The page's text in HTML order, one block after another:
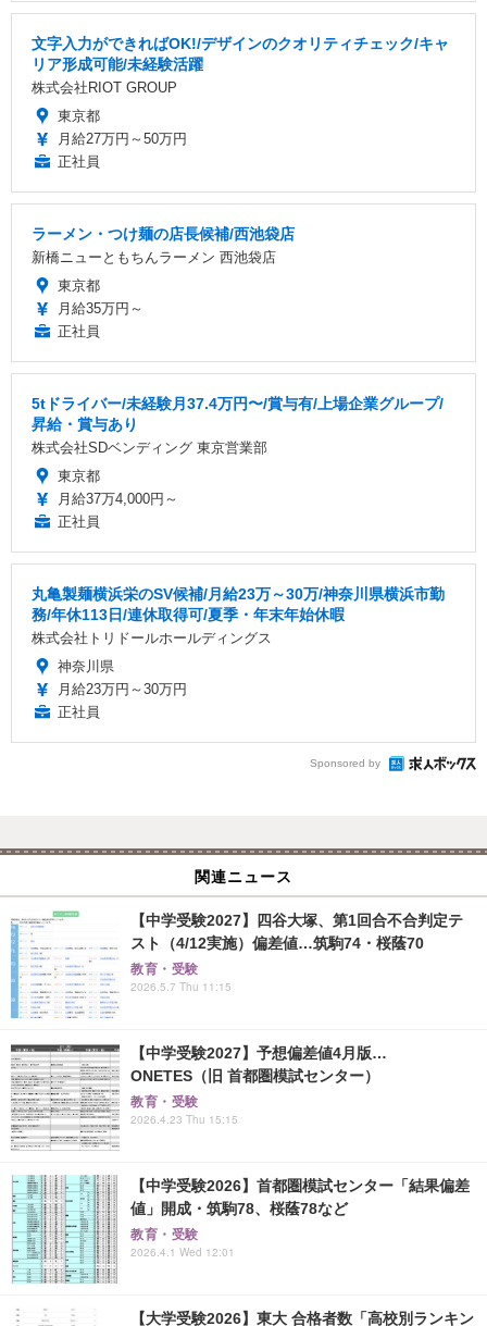
文字入力ができればOK!/デザインのクオリティチェック/キャ
リア形成可能/未経験活躍
株式会社RIOT GROUP
東京都
月給27万円～50万円
正社員
ラーメン・つけ麺の店長候補/西池袋店
新橋ニューともちんラーメン 西池袋店
東京都
月給35万円～
正社員
5tドライバー/未経験月37.4万円〜/賞与有/上場企業グループ/
昇給・賞与あり
株式会社SDベンディング 東京営業部
東京都
月給37万4,000円～
正社員
丸亀製麺横浜栄のSV候補/月給23万～30万/神奈川県横浜市勤
務/年休113日/連休取得可/夏季・年末年始休暇
株式会社トリドールホールディングス
神奈川県
月給23万円～30万円
正社員
Sponsored by
関連ニュース
【中学受験2027】四谷大塚、第1回合不合判定テ
スト（4/12実施）偏差値…筑駒74・桜蔭70
教育・受験
2026.5.7 Thu 11:15
【中学受験2027】予想偏差値4月版…
ONETES（旧 首都圏模試センター）
教育・受験
2026.4.23 Thu 15:15
【中学受験2026】首都圏模試センター「結果偏差
値」開成・筑駒78、桜蔭78など
教育・受験
2026.4.1 Wed 12:01
【大学受験2026】東大 合格者数「高校別ランキン